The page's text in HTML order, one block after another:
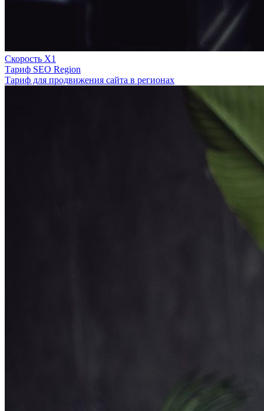
Скорость Х1
Тариф SEO Region
Тариф для продвижения сайта в регионах